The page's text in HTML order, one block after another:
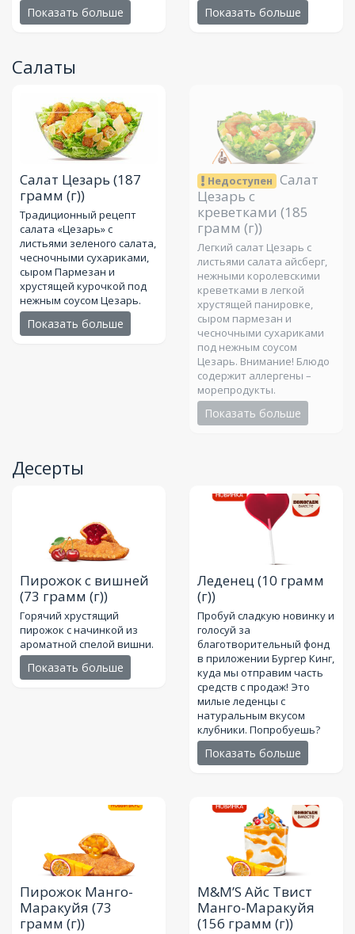
Показать больше Показать больше
Салаты
Салат Цезарь (187
грамм (г))
Традиционный рецепт
салата «Цезарь» с
листьями зеленого салата,
чесночными сухариками,
сыром Пармезан и
хрустящей курочкой под
нежным соусом Цезарь.
Показать больше
Недоступен Салат
Цезарь с
креветками (185
грамм (г))
Легкий салат Цезарь с
листьями салата айсберг,
нежными королевскими
креветками в легкой
хрустящей панировке,
сыром пармезан и
чесночными сухариками
под нежным соусом
Цезарь. Внимание! Блюдо
содержит аллергены –
морепродукты.
Показать больше
Десерты
Пирожок с вишней
(73 грамм (г))
Горячий хрустящий
пирожок с начинкой из
ароматной спелой вишни.
Показать больше
Леденец(10 грамм
(г))
Пробуй сладкую новинку и
голосуй за
благотворительный фонд
в приложении Бургер Кинг,
куда мы отправим часть
средств с продаж! Это
милые леденцы с
натуральным вкусом
клубники. Попробуешь?
Показать больше
Пирожок Манго-
Маракуйя (73
грамм (г))
M&M’S Айс Твист
Манго-Маракуйя
(156 грамм (г))